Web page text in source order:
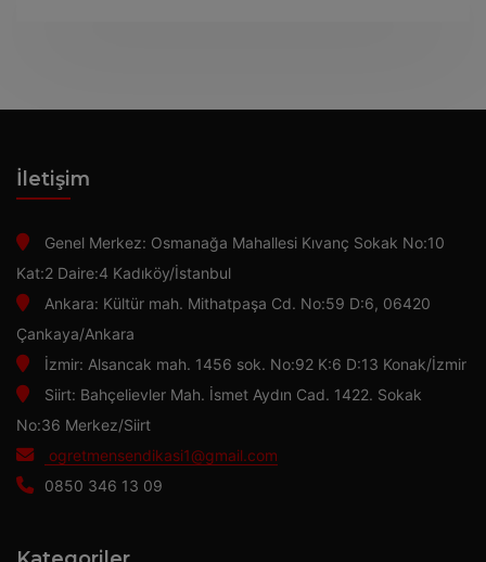
İletişim
Genel Merkez: Osmanağa Mahallesi Kıvanç Sokak No:10
Kat:2 Daire:4 Kadıköy/İstanbul
Ankara: Kültür mah. Mithatpaşa Cd. No:59 D:6, 06420
Çankaya/Ankara
İzmir: Alsancak mah. 1456 sok. No:92 K:6 D:13 Konak/İzmir
Siirt: Bahçelievler Mah. İsmet Aydın Cad. 1422. Sokak
No:36 Merkez/Siirt
ogretmensendikasi1@gmail.com
0850 346 13 09